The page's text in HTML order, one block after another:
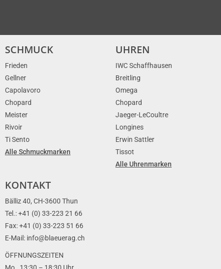
SCHMUCK
Frieden
Gellner
Capolavoro
Chopard
Meister
Rivoir
Ti Sento
Alle Schmuckmarken
UHREN
IWC Schaffhausen
Breitling
Omega
Chopard
Jaeger-LeCoultre
Longines
Erwin Sattler
Tissot
Alle Uhrenmarken
KONTAKT
Bälliz 40, CH-3600 Thun
Tel.: +41 (0) 33-223 21 66
Fax: +41 (0) 33-223 51 66
E-Mail: info@blaeuerag.ch
ÖFFNUNGSZEITEN
Mo., 13:30 – 18:30 Uhr